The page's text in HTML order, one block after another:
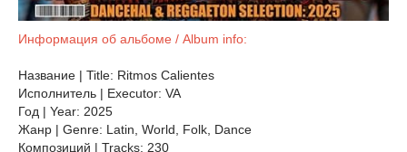
Информация об альбоме / Album info:
Название | Title: Ritmos Calientes
Исполнитель | Executor: VA
Год | Year: 2025
Жанр | Genre: Latin, World, Folk, Dance
Композиций | Tracks: 230